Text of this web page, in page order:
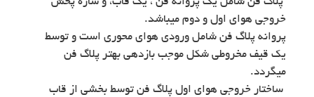
خروجی هوای اول و دوم میباشد.
پروانه پلاگ فن شامل ورودی هوای محوری است و توسط
یک قیف مخروطی شکل موجب بازدهی بهتر پلاگ فن
میگردد.
ساختار خروجی هوای اول پلاگ فن توسط بخشی از قاب